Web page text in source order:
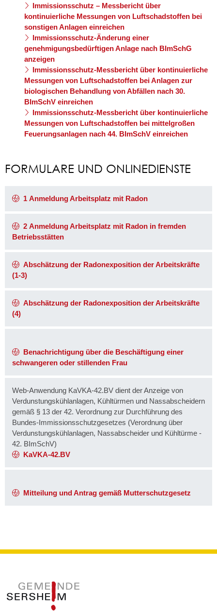
Immissionsschutz – Messbericht über
kontinuierliche Messungen von Luftschadstoffen bei
sonstigen Anlagen einreichen
Immissionsschutz-Änderung einer
genehmigungsbedürftigen Anlage nach BImSchG
anzeigen
Immissionsschutz-Messbericht über kontinuierliche
Messungen von Luftschadstoffen bei Anlagen zur
biologischen Behandlung von Abfällen nach 30.
BImSchV einreichen
Immissionsschutz-Messbericht über kontinuierliche
Messungen von Luftschadstoffen bei mittelgroßen
Feuerungsanlagen nach 44. BImSchV einreichen
FORMULARE UND ONLINEDIENSTE
1 Anmeldung Arbeitsplatz mit Radon
2 Anmeldung Arbeitsplatz mit Radon in fremden
Betriebsstätten
Abschätzung der Radonexposition der Arbeitskräfte
(1-3)
Abschätzung der Radonexposition der Arbeitskräfte
(4)
Benachrichtigung über die Beschäftigung einer
schwangeren oder stillenden Frau
KaVKA-42.BV
Web-Anwendung KaVKA-42.BV dient der Anzeige von
Verdunstungskühlanlagen, Kühltürmen und Nassabscheidern
gemäß § 13 der 42. Verordnung zur Durchführung des
Bundes-Immissionsschutzgesetzes (Verordnung über
Verdunstungskühlanlagen, Nassabscheider und Kühltürme -
42. BImSchV)
Mitteilung und Antrag gemäß Mutterschutzgesetz